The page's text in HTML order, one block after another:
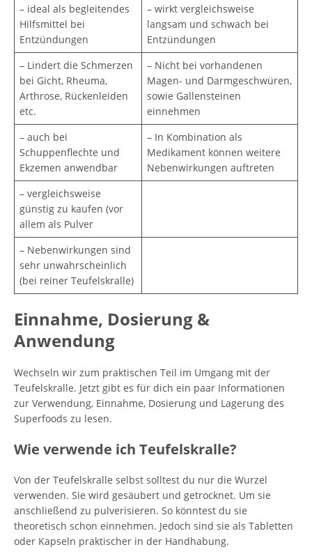
– ideal als begleitendes
Hilfsmittel bei
Entzündungen
– wirkt vergleichsweise
langsam und schwach bei
Entzündungen
– Lindert die Schmerzen
bei Gicht, Rheuma,
Arthrose, Rückenleiden
etc.
– Nicht bei vorhandenen
Magen- und Darmgeschwüren,
sowie Gallensteinen
einnehmen
– auch bei
Schuppenflechte und
Ekzemen anwendbar
– In Kombination als
Medikament können weitere
Nebenwirkungen auftreten
– vergleichsweise
günstig zu kaufen (vor
allem als Pulver
– Nebenwirkungen sind
sehr unwahrscheinlich
(bei reiner Teufelskralle)
Einnahme, Dosierung &
Anwendung
Wechseln wir zum praktischen Teil im Umgang mit der
Teufelskralle. Jetzt gibt es für dich ein paar Informationen
zur Verwendung, Einnahme, Dosierung und Lagerung des
Superfoods zu lesen.
Wie verwende ich Teufelskralle?
Von der Teufelskralle selbst solltest du nur die Wurzel
verwenden. Sie wird gesäubert und getrocknet. Um sie
anschließend zu pulverisieren. So könntest du sie
theoretisch schon einnehmen. Jedoch sind sie als Tabletten
oder Kapseln praktischer in der Handhabung.